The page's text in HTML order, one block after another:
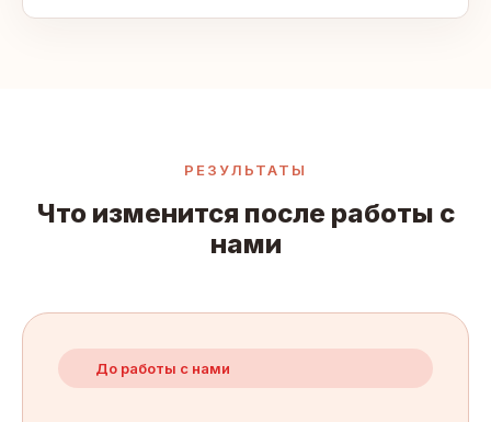
РЕЗУЛЬТАТЫ
Что изменится после работы с
нами
До работы с нами